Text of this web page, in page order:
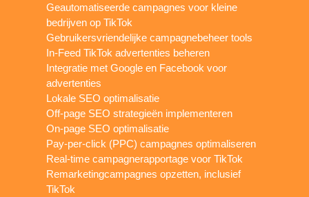
Geautomatiseerde campagnes voor kleine
bedrijven op TikTok
Gebruikersvriendelijke campagnebeheer tools
In-Feed TikTok advertenties beheren
Integratie met Google en Facebook voor
advertenties
Lokale SEO optimalisatie
Off-page SEO strategieën implementeren
On-page SEO optimalisatie
Pay-per-click (PPC) campagnes optimaliseren
Real-time campagnerapportage voor TikTok
Remarketingcampagnes opzetten, inclusief
TikTok